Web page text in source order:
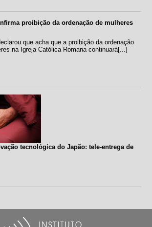
proibição da ordenação de mulheres
que acha que a proibição da ordenação
na Igreja Católica Romana continuará[...]
tecnológica do Japão: tele-entrega de